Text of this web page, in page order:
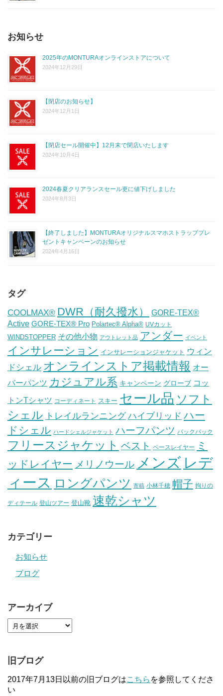
お知らせ
2025年のMONTURAオンラインストアについて
2024年12月29日
【閉店のお知らせ】
2024年12月1日
【閉店セール開催中】12月末で閉店いたします
2024年10月4日
2024春夏クリアランスセール更に値下げしました
2024年8月3日
【終了しました】MONTURAオリジナルスマホストラッププレ
ゼントキャンペーンのお知らせ
2024年4月16日
タグ
COOLMAX® DWR（耐久撥水）
GORE-TEX®
Active GORE-TEX® Pro Polartec® Alpha® UVカット
WINDSTOPPER その他小物 アウトレット品 アンダー イベント
インサレーション インサレーションジャケット ウィン
ドシェル オンラインストア掲載情報 オー
バーパンツ カジュアル系 キャンペーン グローブ コッ
トンTシャツ コーディネート スキー セール品 ソフト
シェル トレイルランニング ハイブリッド ハー
ドシェル ハードシェルジャケット ハーフパンツ バックパック
フリースジャケット ベスト ベースレイヤー
ミ
ッドレイヤー メリノウール メンズ レデ
ィース ロングパンツ 寄稿 小林千穂 帽子 拘りの
ディテール 登山ツアー 登山靴 速乾シャツ
カテゴリー
お知らせ
ブログ
アーカイブ
旧ブログ
2017年7月13日以前の旧ブログはこちら を参照してくださ
い